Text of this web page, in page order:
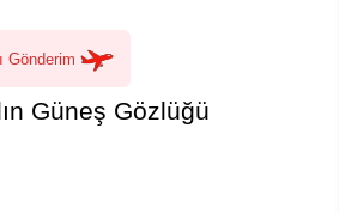
Gönderim
Güneş Gözlüğü